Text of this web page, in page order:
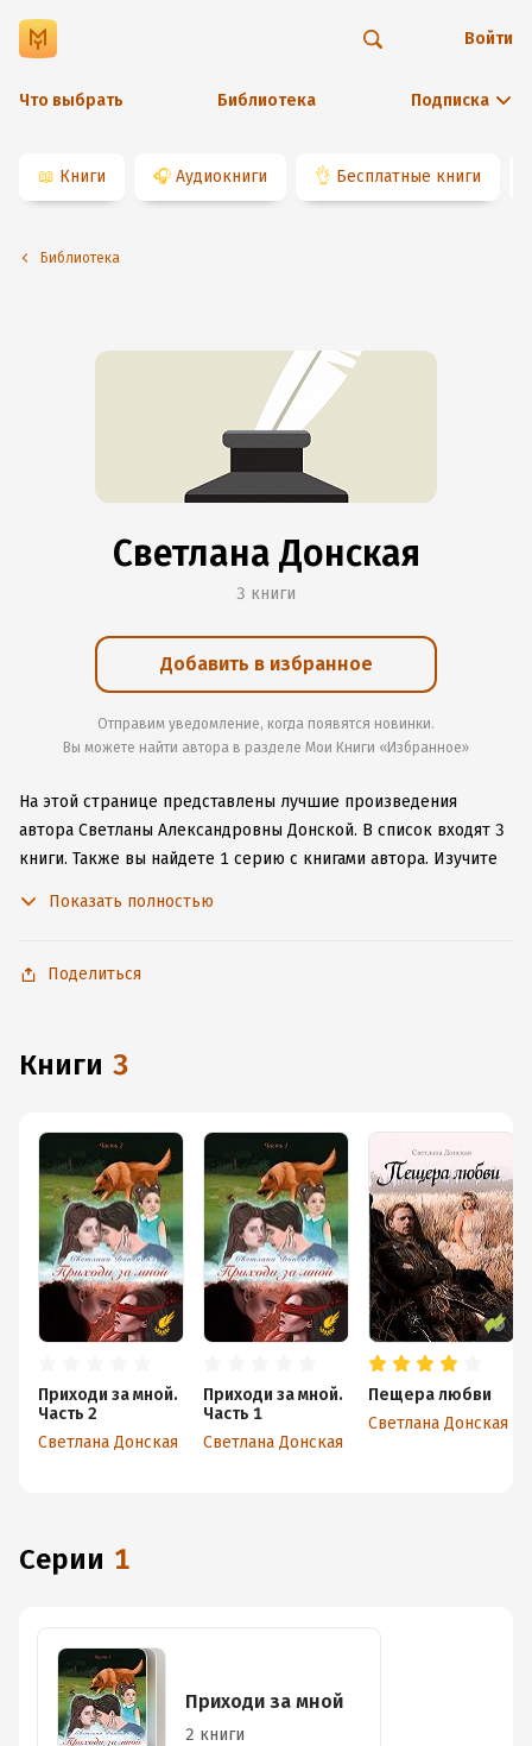
Что выбрать Библиотека Подписка
Войти
📖 Книги 🎧 Аудиокниги 👌 Бесплатные книги
Библиотека
Светлана Донская
3 книги
Добавить в избранное
Отправим уведомление, когда появятся новинки.
Вы можете найти автора в разделе Мои Книги «Избранное»
На этой странице представлены лучшие произведения
автора Светланы Александровны Донской. В список входят 3
книги. Также вы найдете 1 серию с книгами автора. Изучите
iOS или Android, чтобы не расставаться с любимыми
Показать полностью
Поделиться
книги 3
Приходи за мной.
Часть 2
Светлана Донская
Приходи за мной.
Часть 1
Светлана Донская
Пещера любви
Светлана Донская
Серии 1
Приходи за мной
2 книги